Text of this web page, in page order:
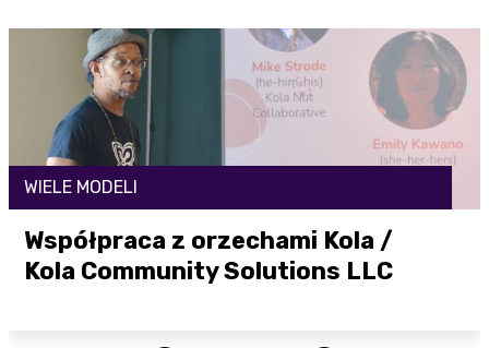
WIELE MODELI
Współpraca z orzechami Kola /
Kola Community Solutions LLC